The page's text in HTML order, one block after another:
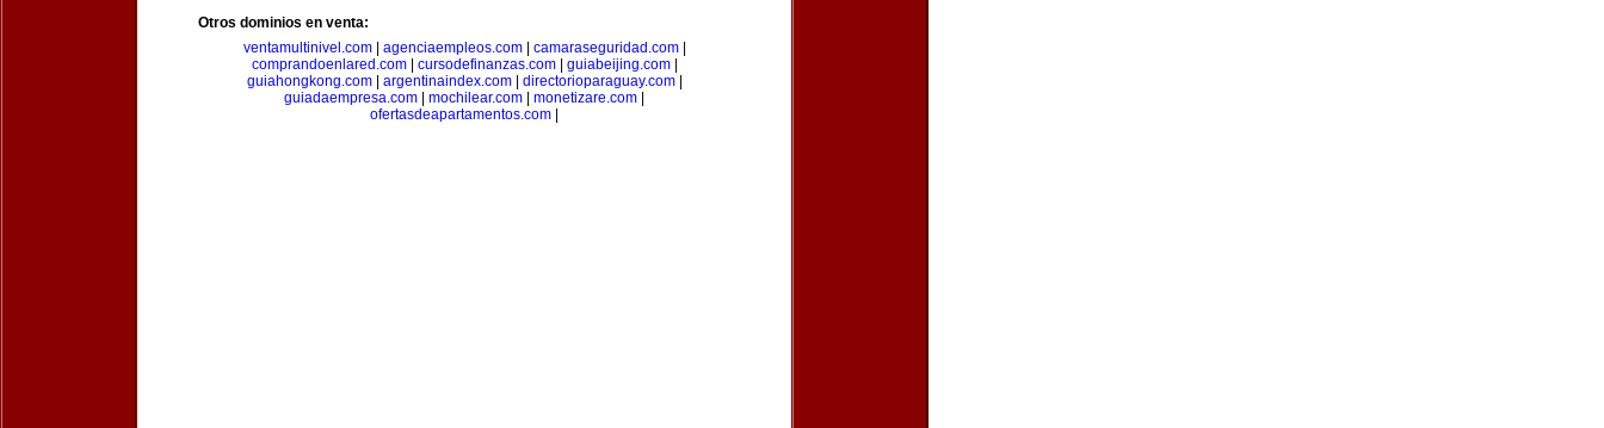
Otros dominios en venta:
ventamultinivel.com| agenciaempleos.com| camaraseguridad.com|
comprandoenlared.com| cursodefinanzas.com| guiabeijing.com|
guiahongkong.com| argentinaindex.com| directorioparaguay.com|
guiadaempresa.com
mochilear.com monetizare.com
ofertasdeapartamentos.com